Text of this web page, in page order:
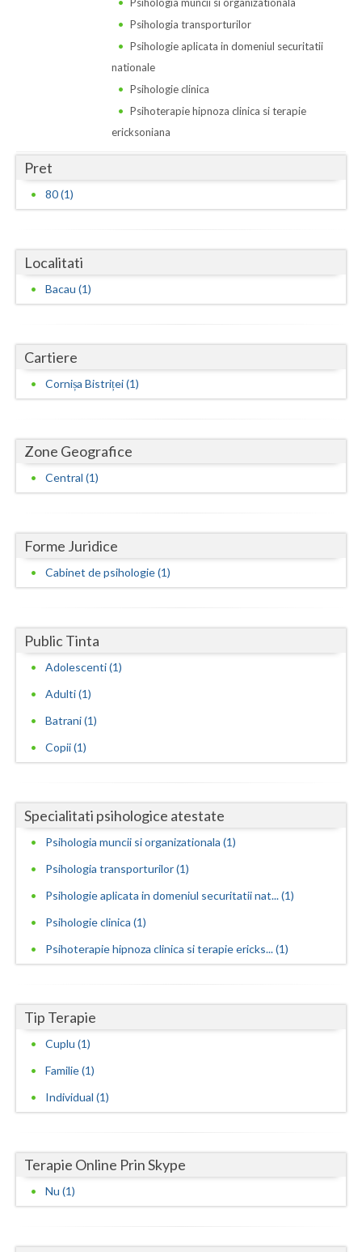
Giurgiu
Gorj
Hunedoara
Ialomita
Maramures
Mures
Neamt
Olt
Prahova
Satu-Mare
Suceava
Teleorman
Valcea
Psihologia transporturilor
Psihologie aplicata in domeniul securitatii
nationale
Psihologie clinica
Psihoterapie hipnoza clinica si terapie
ericksoniana
Pret
80 (1)
Localitati
Bacau (1)
Cartiere
Cornișa Bistriței (1)
Zone Geografice
Central (1)
Forme Juridice
Cabinet de psihologie (1)
Public Tinta
Adolescenti (1)
Adulti (1)
Batrani (1)
Copii (1)
Specialitati psihologice atestate
Psihologia muncii si organizationala (1)
Psihologia transporturilor (1)
Psihologie aplicata in domeniul securitatii nat... (1)
Psihologie clinica (1)
Psihoterapie hipnoza clinica si terapie ericks... (1)
Tip Terapie
Cuplu (1)
Familie (1)
Individual (1)
Terapie Online Prin Skype
Nu (1)